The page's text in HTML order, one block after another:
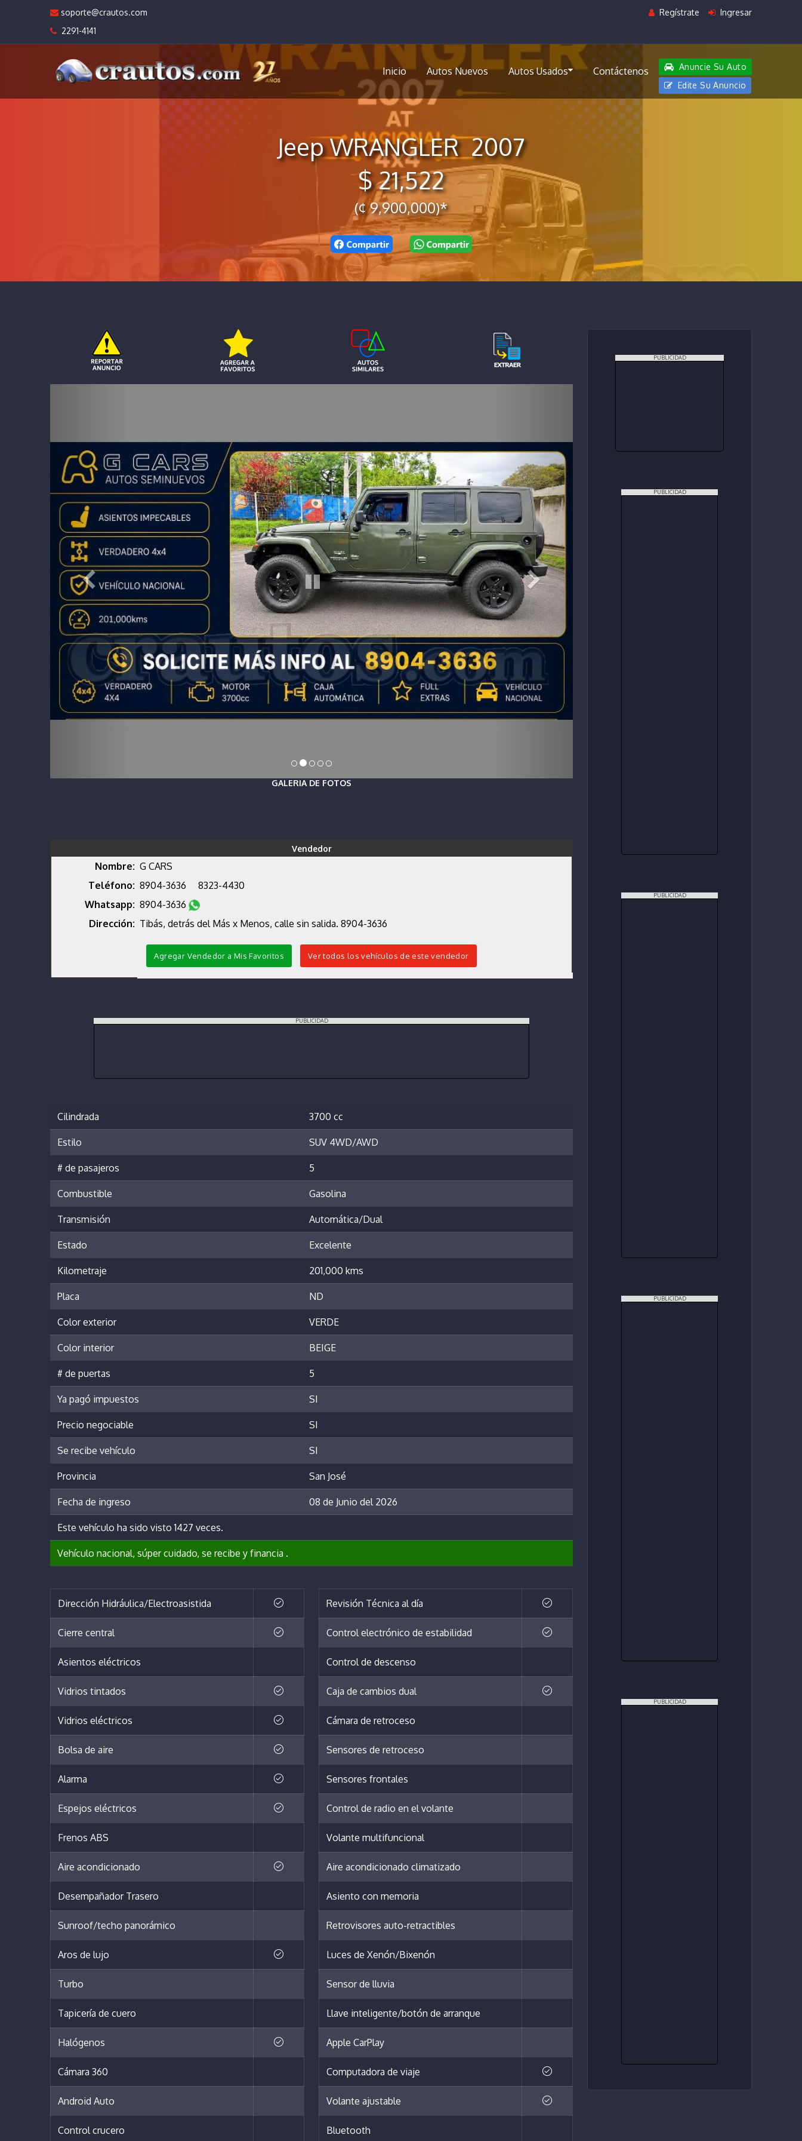
soporte@crautos.com
2291-4141
Regístrate Ingresar
Inicio Autos Nuevos Autos Usados Contáctenos
Anuncie Su Auto
Edite Su Anuncio
Jeep WRANGLER 2007
$ 21,522
(¢ 9,900,000)*
GALERIA DE FOTOS
Vendedor
Nombre: G CARS
Teléfono: 8904-3636
8323-4430
Whatsapp: 8904-3636
Dirección: Tibás, detrás del Más x Menos, calle sin salida. 8904-3636
Agregar Vendedor a Mis Favoritos Ver todos los vehículos de este vendedor
PUBLICIDAD
Cilindrada 3700 cc
Estilo SUV 4WD/AWD
# de pasajeros 5
Combustible Gasolina
Transmisión Automática/Dual
Estado Excelente
Kilometraje 201,000 kms
Placa ND
Color exterior VERDE
Color interior BEIGE
# de puertas 5
Ya pagó impuestos SI
Precio negociable SI
Se recibe vehículo SI
Provincia San José
Fecha de ingreso 08 de Junio del 2026
Este vehículo ha sido visto 1427 veces.
Vehículo nacional, súper cuidado, se recibe y financia .
Dirección Hidráulica/Electroasistida
Cierre central
Asientos eléctricos
Vidrios tintados
Vidrios eléctricos
Bolsa de aire
Alarma
Espejos eléctricos
Frenos ABS
Aire acondicionado
Desempañador Trasero
Sunroof/techo panorámico
Aros de lujo
Turbo
Tapicería de cuero
Halógenos
Cámara 360
Android Auto
Control crucero
Revisión Técnica al día
Control electrónico de estabilidad
Control de descenso
Caja de cambios dual
Cámara de retroceso
Sensores de retroceso
Sensores frontales
Control de radio en el volante
Volante multifuncional
Aire acondicionado climatizado
Asiento con memoria
Retrovisores auto-retractibles
Luces de Xenón/Bixenón
Sensor de lluvia
Llave inteligente/botón de arranque
Apple CarPlay
Computadora de viaje
Volante ajustable
Bluetooth
PUBLICIDAD
PUBLICIDAD
PUBLICIDAD
PUBLICIDAD
PUBLICIDAD